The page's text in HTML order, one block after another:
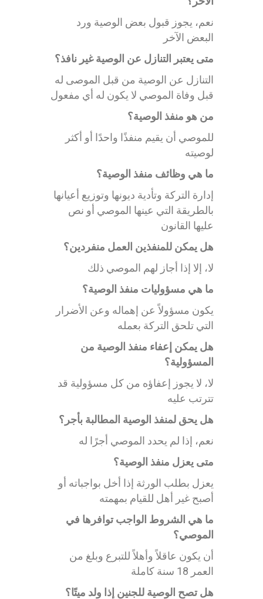
نعم، يجوز قبول بعض الوصية ورد
البعض الآخر
متى يعتبر التنازل عن الوصية غير نافذ؟
التنازل عن الوصية من قبل الموصى له
قبل وفاة الموصي لا يكون له أي مفعول
من هو منفذ الوصية؟
للموصي أن يقيم منفذًا واحدًا أو أكثر
لوصيته
ما هي وظائف منفذ الوصية؟
إدارة التركة وتأدية ديونها وتوزيع أعيانها
بالطريقة التي عينها الموصي أو نص
عليها القانون
هل يمكن للمنفذين العمل منفردين؟
لا، إلا إذا أجاز لهم الموصي ذلك
ما هي مسؤوليات منفذ الوصية؟
يكون مسؤولاً عن إهماله وعن الأضرار
التي تلحق التركة بعمله
هل يمكن إعفاء منفذ الوصية من
المسؤولية؟
لا، لا يجوز إعفاؤه من كل مسؤولية قد
تترتب عليه
هل يحق لمنفذ الوصية المطالبة بأجر؟
نعم، إذا لم يحدد الموصي أجرًا له
متى يعزل منفذ الوصية؟
يعزل بطلب الورثة إذا أخل بواجباته أو
أصبح غير أهل للقيام بمهمته
ما هي الشروط الواجب توافرها في
الموصي؟
أن يكون عاقلاً وأهلاً للتبرع وبلغ من
العمر 18 سنة كاملة
هل تصح الوصية للجنين إذا ولد ميتًا؟